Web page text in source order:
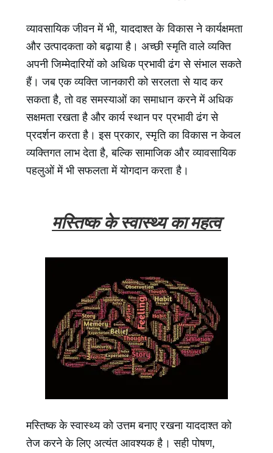
व्यावसायिक जीवन में भी, याददाश्त के विकास ने कार्यक्षमता
और उत्पादकता को बढ़ाया है। अच्छी स्मृति वाले व्यक्ति
अपनी जिम्मेदारियों को अधिक प्रभावी ढंग से संभाल सकते
हैं। जब एक व्यक्ति जानकारी को सरलता से याद कर
सकता है, तो वह समस्याओं का समाधान करने में अधिक
सक्षमता रखता है और कार्य स्थान पर प्रभावी ढंग से
प्रदर्शन करता है। इस प्रकार, स्मृति का विकास न केवल
व्यक्तिगत लाभ देता है, बल्कि सामाजिक और व्यावसायिक
पहलुओं में भी सफलता में योगदान करता है।
मस्तिष्क के स्वास्थ्य का महत्व
मस्तिष्क के स्वास्थ्य को उत्तम बनाए रखना याददाश्त को
तेज करने के लिए अत्यंत आवश्यक है। सही पोषण,